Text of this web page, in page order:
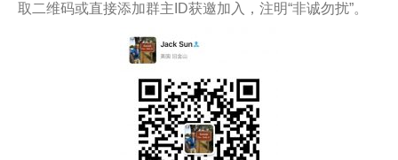
取二维码或直接添加群主ID获邀加入，注明“非诚勿扰”。